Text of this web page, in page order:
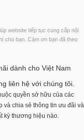
website tiếp tục cung cấp nội
cho bạn. Cảm ơn bạn đã theo
dành cho Việt Nam
liên hệ với chúng tôi.
quyền sở hữu của các
và chia sẻ thông tin ưu đãi và
kỳ thương hiệu nào.